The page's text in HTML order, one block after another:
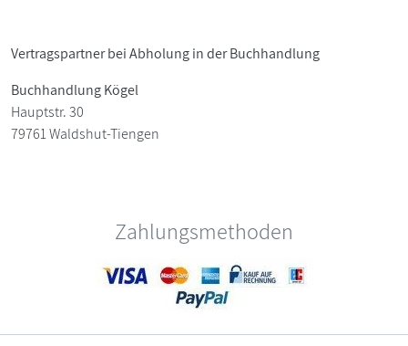
Vertragspartner bei Abholung in der Buchhandlung
Buchhandlung Kögel
Hauptstr. 30
79761 Waldshut-Tiengen
Zahlungsmethoden